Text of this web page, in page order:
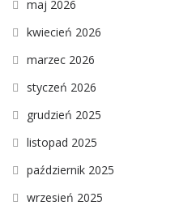
maj 2026
kwiecień 2026
marzec 2026
styczeń 2026
grudzień 2025
listopad 2025
październik 2025
wrzesień 2025